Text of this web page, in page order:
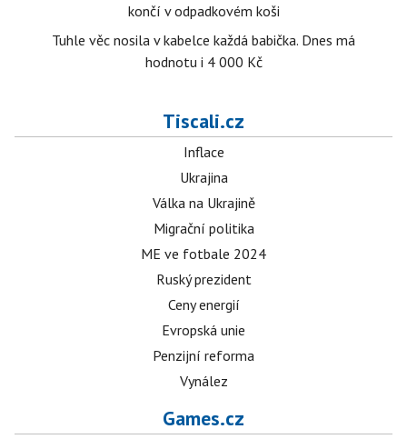
končí v odpadkovém koši
Tuhle věc nosila v kabelce každá babička. Dnes má
hodnotu i 4 000 Kč
Tiscali.cz
Inflace
Ukrajina
Válka na Ukrajině
Migrační politika
ME ve fotbale 2024
Ruský prezident
Ceny energií
Evropská unie
Penzijní reforma
Vynález
Games.cz